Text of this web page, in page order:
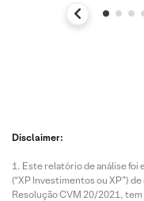
Disclaimer:
Este relatório de análise foi
(“XP Investimentos ou XP”)
Resolução CVM 20/2021,